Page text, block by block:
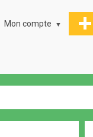
Mon compte